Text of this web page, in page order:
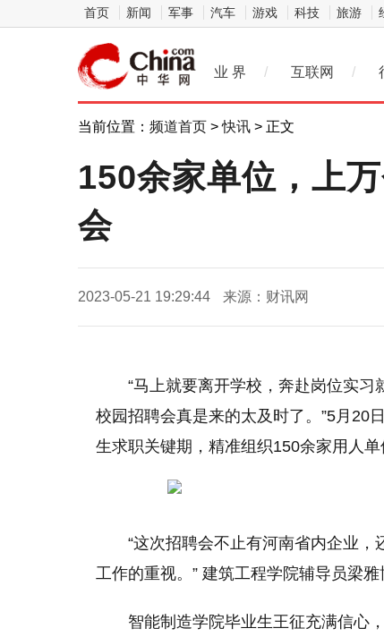
首页 新闻 军事 汽车 游戏 科技 旅游
业 界 / 互联网 /
当前位置： 频道首页 >快讯 > 正文
150余家单位，上
会
2023-05-21 19:29:44 来源：财讯网
“马上就要离开学校，奔赴岗位实
校园招聘会真是来的太及时了。”5月20
生求职关键期，精准组织150余家用人
“这次招聘会不止有河南省内企业
工作的重视。” 建筑工程学院辅导员梁雅
智能制造学院毕业生王征充满信心